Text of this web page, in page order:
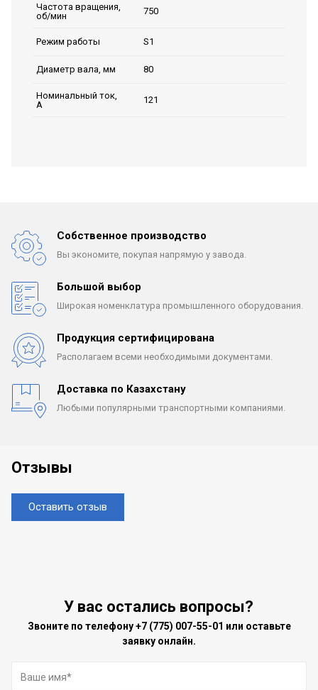
Частота вращения,
об/мин
750
Режим работы S1
Диаметр вала, мм 80
Номинальный ток,
А
121
Собственное производство
Вы экономите, покупая напрямую у завода.
Большой выбор
Широкая номенклатура промышленного оборудования.
Продукция сертифицирована
Располагаем всеми необходимыми документами.
Доставка по Казахстану
Любыми популярными транспортными компаниями.
Отзывы
Оставить отзыв
У вас остались вопросы?
Звоните по телефону+7 (775) 007-55-01 или оставьте
заявку онлайн.